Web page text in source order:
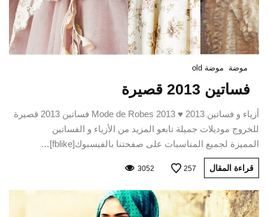
موضة موضة old
فساتين 2013 قصيرة
أزياء و فساتين 2013 ♥ Mode de Robes 2013 فساتين 2013 قصيرة
للخروج موديلات جميلة تابعو المزيد من الأزياء و الفساتين
المميزة لجميع المناسبات على صفحتنا بالفيسبوك[fblike]…
قراءة المقال 257
3052